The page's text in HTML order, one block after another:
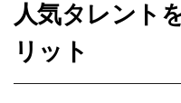
人気タレント
リット